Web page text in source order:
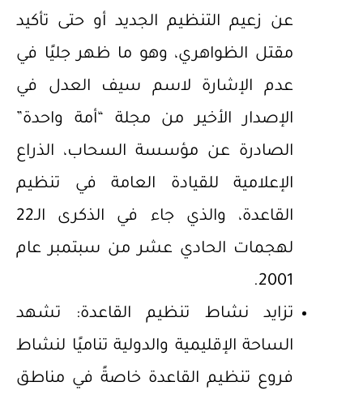
عن زعيم التنظيم الجديد أو حتى تأكيد
مقتل الظواهري، وهو ما ظهر جليًا في
عدم الإشارة لاسم سيف العدل في
الإصدار الأخير من مجلة “أمة واحدة”
الصادرة عن مؤسسة السحاب، الذراع
الإعلامية للقيادة العامة في تنظيم
القاعدة، والذي جاء في الذكرى الـ22
لهجمات الحادي عشر من سبتمبر عام
2001.
تزايد نشاط تنظيم القاعدة: تشهد
الساحة الإقليمية والدولية تناميًا لنشاط
فروع تنظيم القاعدة خاصةً في مناطق